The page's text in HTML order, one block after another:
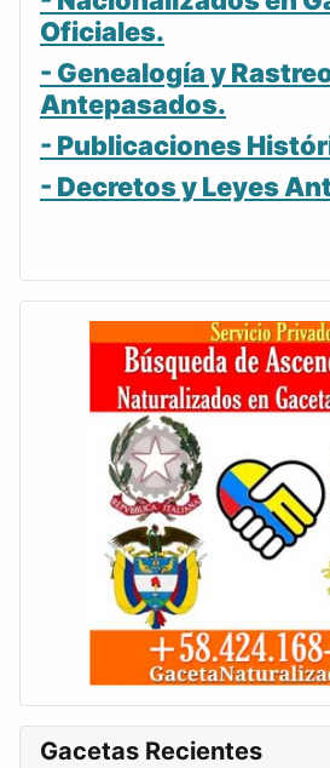
Oficiales.
- Genealogía y
Antepasados.
- Publicaciones
- Decretos y Leyes
Gacetas Recientes